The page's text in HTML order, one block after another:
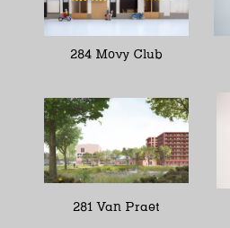
284 Movy Club
281 Van Praet